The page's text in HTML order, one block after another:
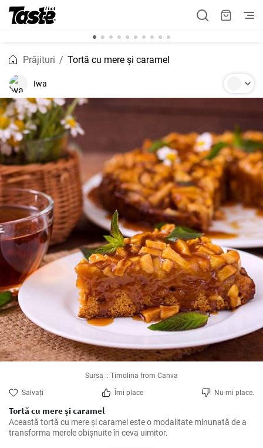
Prăjituri Tortă cu mere și caramel
Iwa
Sursa :: Timolina from Canva
Salvați Îmi place Nu-mi place.
Tortă cu mere și caramel
Această tortă cu mere și caramel este o modalitate minunată de a
transforma merele obișnuite în ceva uimitor.